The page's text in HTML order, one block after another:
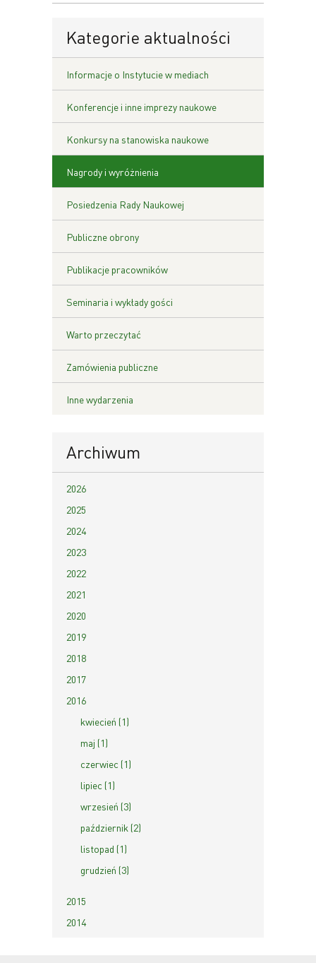
Kategorie aktualności
Informacje o Instytucie w mediach
Konferencje i inne imprezy naukowe
Konkursy na stanowiska naukowe
Nagrody i wyróżnienia
Posiedzenia Rady Naukowej
Publiczne obrony
Publikacje pracowników
Seminaria i wykłady gości
Warto przeczytać
Zamówienia publiczne
Inne wydarzenia
Archiwum
2026
2025
2024
2023
2022
2021
2020
2019
2018
2017
2016
kwiecień (1)
maj (1)
czerwiec (1)
lipiec (1)
wrzesień (3)
październik (2)
listopad (1)
grudzień (3)
2015
2014